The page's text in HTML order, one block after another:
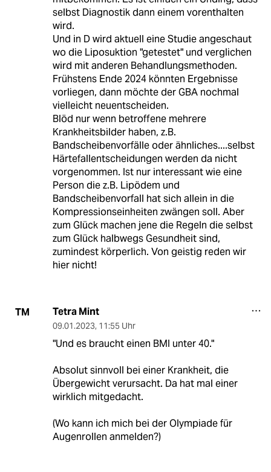
selbst Diagnostik dann einem vorenthalten
wird.
Und in D wird aktuell eine Studie angeschaut
wo die Liposuktion "getestet" und verglichen
wird mit anderen Behandlungsmethoden.
Frühstens Ende 2024 könnten Ergebnisse
vorliegen, dann möchte der GBA nochmal
vielleicht neuentscheiden.
Blöd nur wenn betroffene mehrere
Krankheitsbilder haben, z.B.
Bandscheibenvorfälle oder ähnliches....selbst
Härtefallentscheidungen werden da nicht
vorgenommen. Ist nur interessant wie eine
Person die z.B. Lipödem und
Bandscheibenvorfall hat sich allein in die
Kompressionseinheiten zwängen soll. Aber
zum Glück machen jene die Regeln die selbst
zum Glück halbwegs Gesundheit sind,
zumindest körperlich. Von geistig reden wir
hier nicht!
TM Tetra Mint
09.01.2023, 11:55 Uhr
"Und es braucht einen BMI unter 40."
Absolut sinnvoll bei einer Krankheit, die
Übergewicht verursacht. Da hat mal einer
wirklich mitgedacht.
(Wo kann ich mich bei der Olympiade für
Augenrollen anmelden?)